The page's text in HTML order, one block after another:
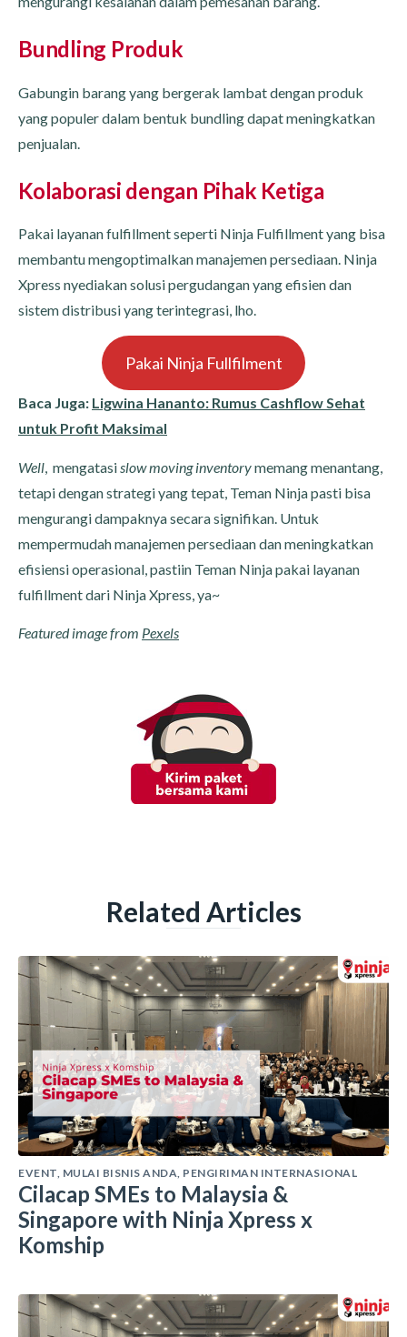
Bundling Produk
Gabungin barang yang bergerak lambat dengan produk
yang populer dalam bentuk bundling dapat meningkatkan
penjualan.
Kolaborasi dengan Pihak Ketiga
Pakai layanan fulfillment seperti Ninja Fulfillment yang bisa
membantu mengoptimalkan manajemen persediaan. Ninja
Xpress nyediakan solusi pergudangan yang efisien dan
sistem distribusi yang terintegrasi, lho.
Pakai Ninja Fullfilment
Baca Juga: Ligwina Hananto: Rumus Cashflow Sehat
untuk Profit Maksimal
Well , mengatasi slow moving inventorymemang menantang,
tetapi dengan strategi yang tepat, Teman Ninja pasti bisa
mengurangi dampaknya secara signifikan. Untuk
mempermudah manajemen persediaan dan meningkatkan
efisiensi operasional, pastiin Teman Ninja pakai layanan
fulfillment dari Ninja Xpress, ya~
Featured image from Pexels
Related Articles
EVENT, MULAI BISNIS ANDA, PENGIRIMAN INTERNASIONAL
Cilacap SMEs to Malaysia &
Singapore with Ninja Xpress x
Komship